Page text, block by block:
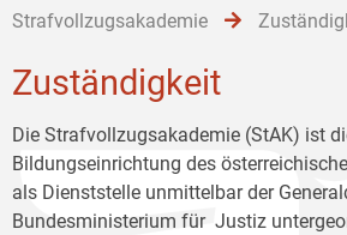
Strafvollzugsakademie
Zuständigkeit
Die Strafvollzugsakademie (StAK) ist
Bildungseinrichtung des
als Dienststelle unmittelbar der
Bundesministerium für Justiz